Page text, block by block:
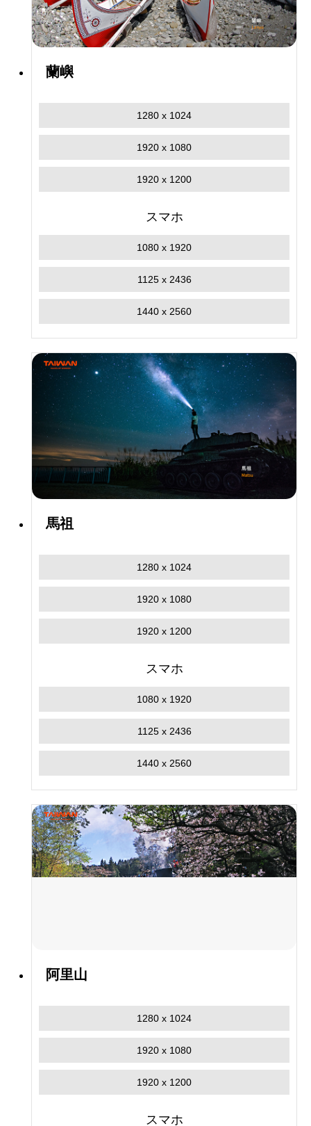
蘭嶼
1280 x 1024
1920 x 1080
1920 x 1200
スマホ
1080 x 1920
1125 x 2436
1440 x 2560
馬祖
1280 x 1024
1920 x 1080
1920 x 1200
スマホ
1080 x 1920
1125 x 2436
1440 x 2560
阿里山
1280 x 1024
1920 x 1080
1920 x 1200
スマホ